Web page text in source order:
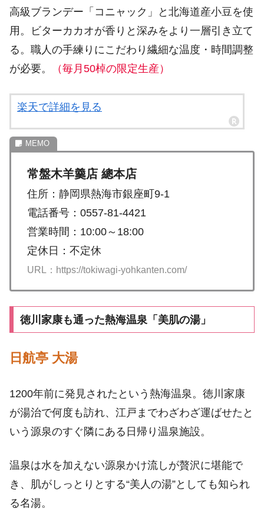
高級ブランデー「コニャック」と北海道産小豆を使
用。ビターカカオが香りと深みをより一層引き立て
る。職人の手練りにこだわり繊細な温度・時間調整
が必要。
（毎月50棹の限定生産）
楽天で詳細を見る
常盤木羊羹店 總本店
住所：静岡県熱海市銀座町9-1
電話番号：0557-81-4421
営業時間：10:00～18:00
定休日：不定休
URL：https://tokiwagi-yohkanten.com/
徳川家康も通った熱海温泉「美肌の湯」
日航亭 大湯
1200年前に発見されたという熱海温泉。徳川家康
が湯治で何度も訪れ、江戸までわざわざ運ばせたと
いう源泉のすぐ隣にある日帰り温泉施設。
温泉は水を加えない源泉かけ流しが贅沢に堪能で
き、肌がしっとりとする“美人の湯”としても知られ
る名湯。